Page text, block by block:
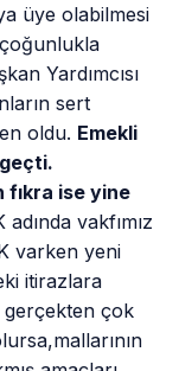
üye olabilmesi
Yardımcısı
sert
oldu. Emekli
fıkra ise yine
vakfımız
varken yeni
itirazlara
gerçekten çok